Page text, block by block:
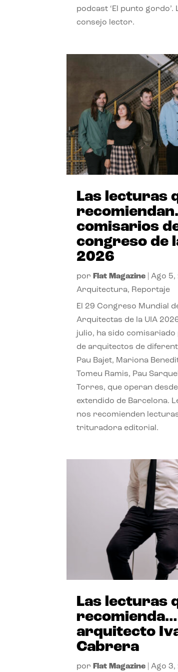
podcast ‘El punto gordo’.
consejo lector.
Las lecturas
comisarios
congreso de
2026
por Flat Magazine |Ago 5,
Arquitectura, Reportaje
El 29 Congreso Mundial
Arquitectas de la UIA
julio, ha sido
de arquitectos de
Pau Bajet, Mariona
Tomeu Ramis, Pau
Torres, que operan
extendido de Barcelona.
nos recomienden
trituradora editorial.
Las lecturas
arquitecto
Cabrera
por Flat Magazine |Ago 3,